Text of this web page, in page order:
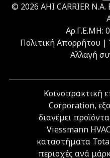
© 2026 ΑΗΙ CARRIER
Αρ.Γ.Ε.ΜΗ:
Πολιτική Απορρήτου |
Αλλαγή
Κοινοπρακτική
Corporation,
διανέμει
Viessmann
καταστήματα
περιοχές ανά